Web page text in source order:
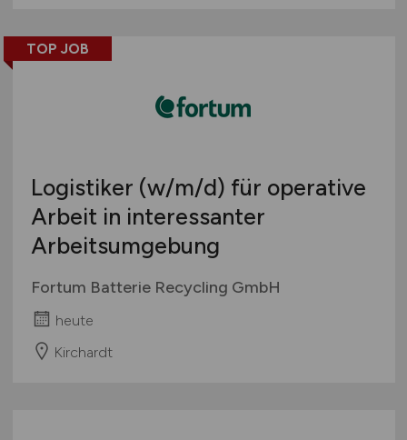
TOP JOB
Logistiker (w/m/d) für operative
Arbeit in interessanter
Arbeitsumgebung
Fortum Batterie Recycling GmbH
heute
Kirchardt